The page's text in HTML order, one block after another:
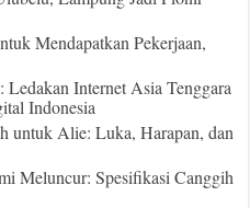
Mendapatkan Pekerjaan,
Internet Asia Tenggara
Indonesia
untuk Alie: Luka, Harapan, dan
Meluncur: Spesifikasi Canggih